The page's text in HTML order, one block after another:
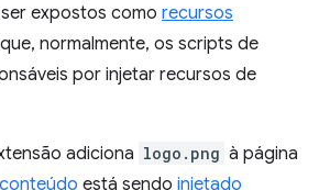
expostos como recursos
normalmente, os scripts de
por injetar recursos de
adiciona logo.png à página
está sendo injetado